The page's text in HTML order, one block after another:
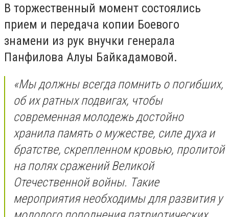
В торжественный момент состоялись
прием и передача копии Боевого
знамени из рук внучки генерала
Панфилова Алуы Байкадамовой.
«Мы должны всегда помнить о погибших,
об их ратных подвигах, чтобы
современная молодежь достойно
хранила память о мужестве, силе духа и
братстве, скрепленном кровью, пролитой
на полях сражений Великой
Отечественной войны. Такие
мероприятия необходимы для развития у